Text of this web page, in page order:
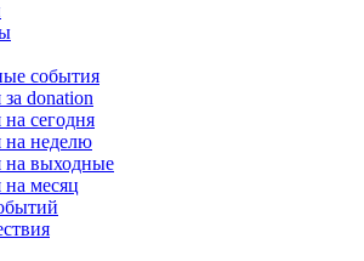
события
donation
сегодня
неделю
на выходные
месяц